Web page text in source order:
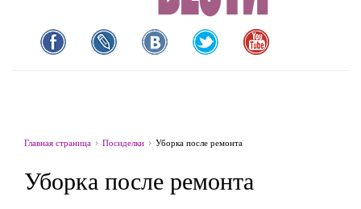
Главная страница Посиделки Уборка после ремонта
Уборка после ремонта